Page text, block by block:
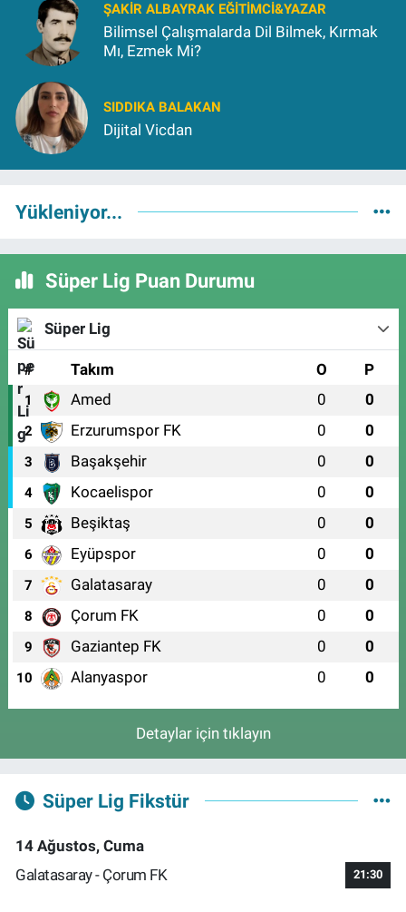
ŞAKIR ALBAYRAK EĞITIMCI&YAZAR
Bilimsel Çalışmalarda Dil Bilmek, Kırmak
Mı, Ezmek Mi?
SIDDIKA BALAKAN
Dijital Vicdan
Yükleniyor...
Süper Lig Puan Durumu
Süper Lig
# Takım O P
1 Amed 0 0
2 Erzurumspor FK 0 0
3 Başakşehir 0 0
4 Kocaelispor 0 0
5 Beşiktaş 0 0
6 Eyüpspor 0 0
7 Galatasaray 0 0
8 Çorum FK 0 0
9 Gaziantep FK 0 0
10 Alanyaspor 0 0
Detaylar için tıklayın
Süper Lig Fikstür
14 Ağustos, Cuma
Galatasaray - Çorum FK
21:30